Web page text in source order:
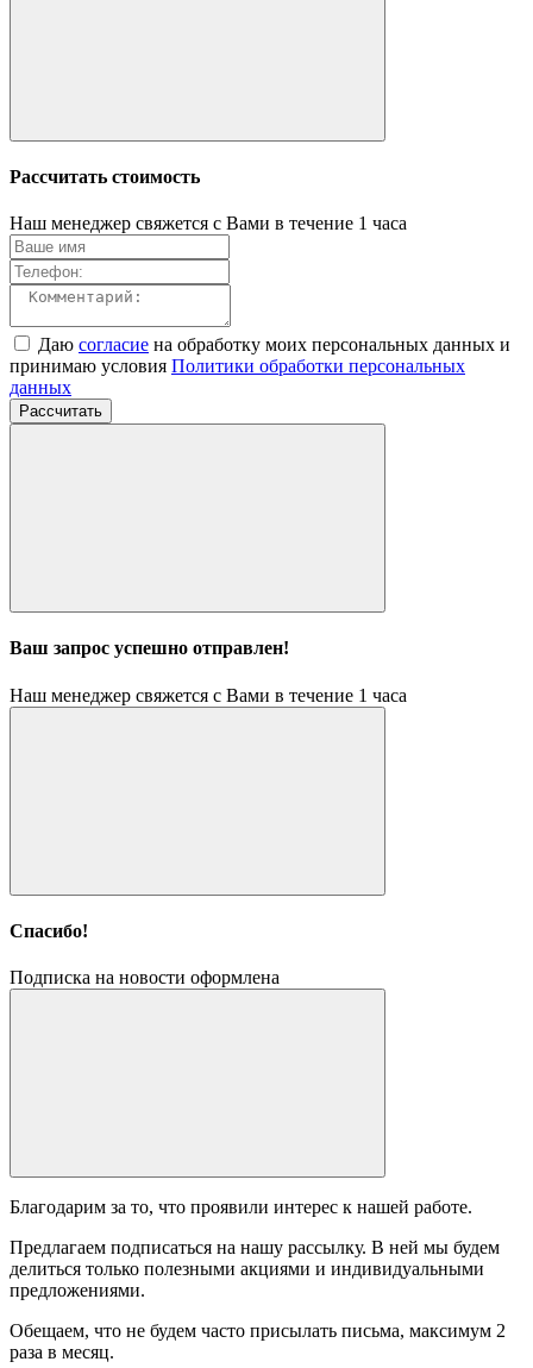
Рассчитать стоимость
Наш менеджер свяжется с Вами в течение 1 часа
Даю согласие на обработку моих персональных данных и
принимаю условия Политики обработки персональных
данных
Рассчитать
Ваш запрос успешно отправлен!
Наш менеджер свяжется с Вами в течение 1 часа
Спасибо!
Подписка на новости оформлена
Благодарим за то, что проявили интерес к нашей работе.
Предлагаем подписаться на нашу рассылку. В ней мы будем
делиться только полезными акциями и индивидуальными
предложениями.
Обещаем, что не будем часто присылать письма, максимум 2
раза в месяц.